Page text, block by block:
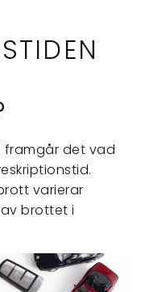
framgår det vad
varierar
brottet i